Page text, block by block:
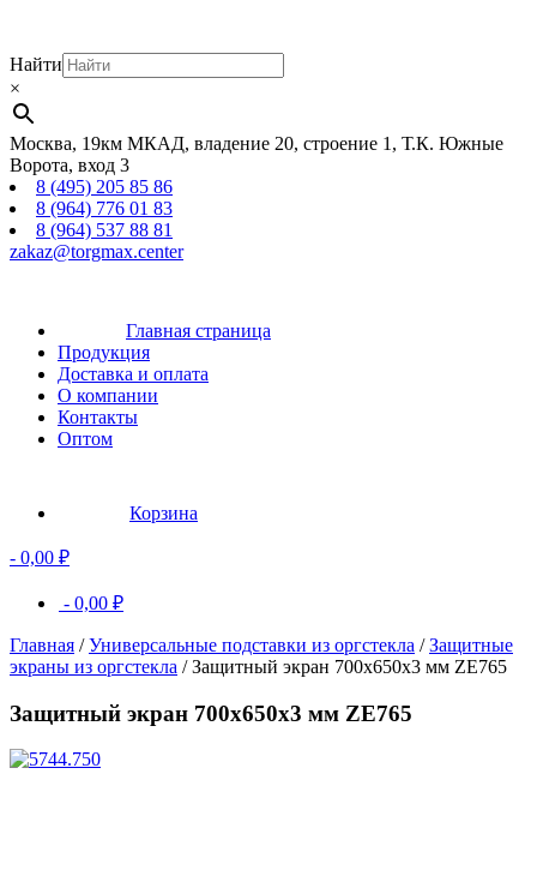
Найти
×
Москва, 19км МКАД, владение 20, строение 1, Т.К. Южные
Ворота, вход 3
8 (495) 205 85 86
8 (964) 776 01 83
8 (964) 537 88 81
zakaz@torgmax.center
Главная страница
Продукция
Доставка и оплата
О компании
Контакты
Оптом
Корзина
- 0,00 ₽
- 0,00 ₽
Главная /Универсальные подставки из оргстекла /Защитные
экраны из оргстекла / Защитный экран 700х650х3 мм ZE765
Защитный экран 700х650х3 мм ZE765